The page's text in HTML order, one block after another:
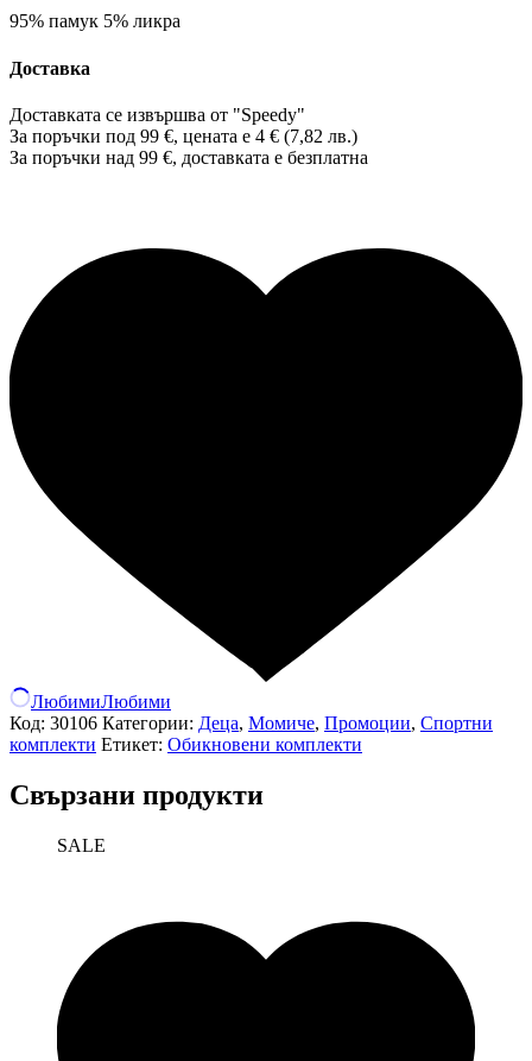
95% памук 5% ликра
Доставка
Доставката се извършва от "Speedy"
За поръчки под 99 €, цената е 4 € (7,82 лв.)
За поръчки над 99 €, доставката е безплатна
ЛюбимиЛюбими
Код: 30106 Категории: Деца, Момиче, Промоции, Спортни
комплекти Етикет: Обикновени комплекти
Свързани продукти
SALE